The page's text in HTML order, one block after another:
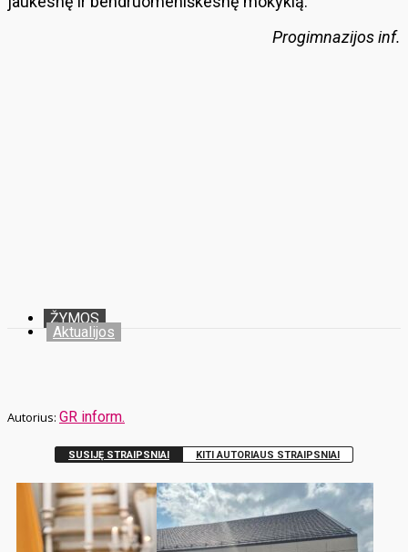
Progimnazijos inf.
ŽYMOS
Aktualijos
GR inform.
SUSIJĘ STRAIPSNIAI KITI AUTORIAUS STRAIPSNIAI